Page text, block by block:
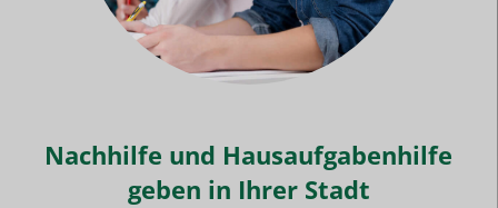
Nachhilfe und Hausaufgabenhilfe
geben in Ihrer Stadt